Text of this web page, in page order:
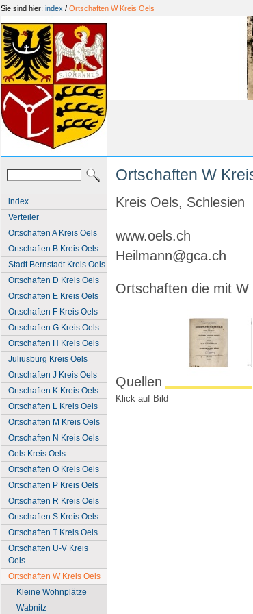
Sie sind hier: index / Ortschaften W Kreis Oels
index
Verteiler
Ortschaften A Kreis Oels
Ortschaften B Kreis Oels
Stadt Bernstadt Kreis Oels
Ortschaften D Kreis Oels
Ortschaften E Kreis Oels
Ortschaften F Kreis Oels
Ortschaften G Kreis Oels
Ortschaften H Kreis Oels
Juliusburg Kreis Oels
Ortschaften J Kreis Oels
Ortschaften K Kreis Oels
Ortschaften L Kreis Oels
Ortschaften M Kreis Oels
Ortschaften N Kreis Oels
Oels Kreis Oels
Ortschaften O Kreis Oels
Ortschaften P Kreis Oels
Ortschaften R Kreis Oels
Ortschaften S Kreis Oels
Ortschaften T Kreis Oels
Ortschaften U-V Kreis
Oels
Ortschaften W Kreis Oels
Kleine Wohnplätze
Wabnitz
Ortschaften W
Kreis Oels, Schlesien
www.oels.ch
Heilmann@gca.ch
Ortschaften die mit W
Quellen
Klick auf Bild